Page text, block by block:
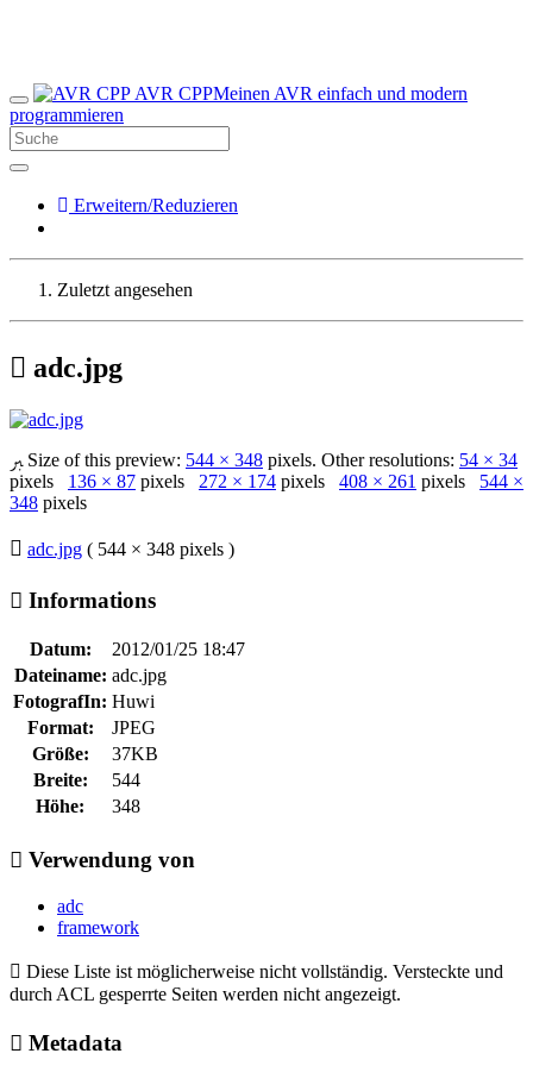
AVR CPPMeinen AVR einfach und modern
programmieren
Erweitern/Reduzieren
Zuletzt angesehen
adc.jpg
Size of this preview: 544 × 348 pixels. Other resolutions: 54 × 34
pixels 136 × 87 pixels 272 × 174 pixels 408 × 261 pixels 544 ×
348 pixels
adc.jpg ( 544 × 348 pixels )
Informations
Datum:
2012/01/25 18:47
Dateiname: adc.jpg
FotografIn: Huwi
Format:
JPEG
Größe:
37KB
Breite:
544
Höhe:
348
Verwendung von
adc
framework
Diese Liste ist möglicherweise nicht vollständig. Versteckte und
durch ACL gesperrte Seiten werden nicht angezeigt.
Metadata